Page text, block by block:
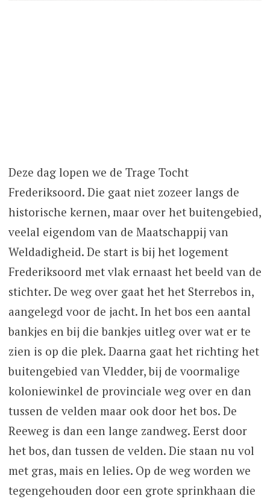
Deze dag lopen we de Trage Tocht
Frederiksoord. Die gaat niet zozeer langs de
historische kernen, maar over het buitengebied,
veelal eigendom van de Maatschappij van
Weldadigheid. De start is bij het logement
Frederiksoord met vlak ernaast het beeld van de
stichter. De weg over gaat het het Sterrebos in,
aangelegd voor de jacht. In het bos een aantal
bankjes en bij die bankjes uitleg over wat er te
zien is op die plek. Daarna gaat het richting het
buitengebied van Vledder, bij de voormalige
koloniewinkel de provinciale weg over en dan
tussen de velden maar ook door het bos. De
Reeweg is dan een lange zandweg. Eerst door
het bos, dan tussen de velden. Die staan nu vol
met gras, mais en lelies. Op de weg worden we
tegengehouden door een grote sprinkhaan die